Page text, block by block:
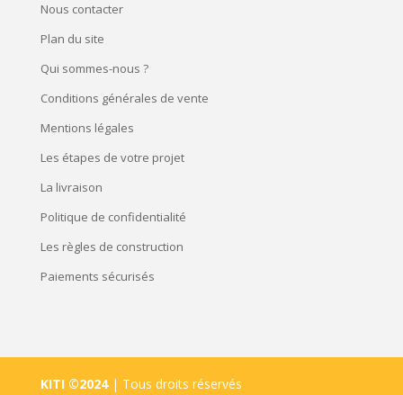
Nous contacter
Plan du site
Qui sommes-nous ?
Conditions générales de vente
Mentions légales
Les étapes de votre projet
La livraison
Politique de confidentialité
Les règles de construction
Paiements sécurisés
KITI ©2024| Tous droits réservés